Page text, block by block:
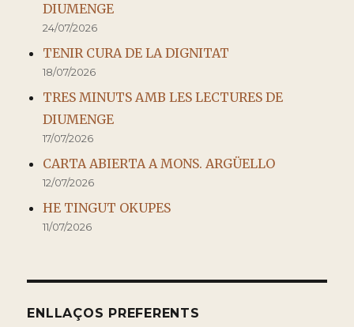
DIUMENGE
24/07/2026
TENIR CURA DE LA DIGNITAT
18/07/2026
TRES MINUTS AMB LES LECTURES DE
DIUMENGE
17/07/2026
CARTA ABIERTA A MONS. ARGÜELLO
12/07/2026
HE TINGUT OKUPES
11/07/2026
ENLLAÇOS PREFERENTS